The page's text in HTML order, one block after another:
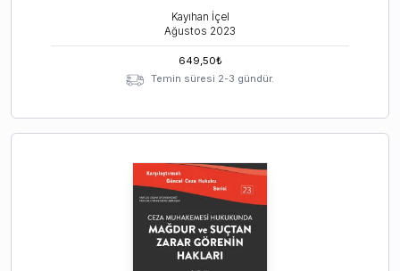
Kayıhan İçel
Ağustos 2023
649,50₺
Temin süresi 2-3 gündür.